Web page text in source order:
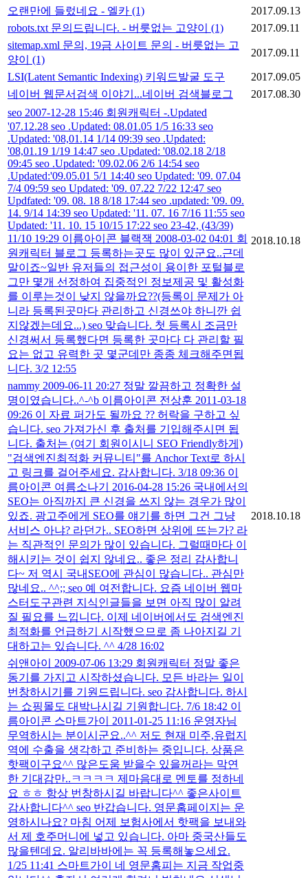
오랜만에 들렀네요 - 엘카 (1)
2017.09.13
robots.txt 문의드립니다. - 버릇없는 고양이 (1)
2017.09.11
sitemap.xml 문의, 19금 사이트 문의 - 버릇없는 고
양이 (1)
2017.09.11
LSI(Latent Semantic Indexing) 키워드발굴 도구
2017.09.05
네이버 웹문서검색 이야기...네이버 검색블로그
2017.08.30
seo 2007-12-28 15:46 회원캐릭터 -.Updated
'07.12.28 seo .Updated: 08.01.05 1/5 16:33 seo
.Updated: '08,01.14 1/14 09:39 seo .Updated:
'08,01.19 1/19 14:47 seo .Updated: '08.02.18 2/18
09:45 seo .Updated: '09.02.06 2/6 14:54 seo
.Updated:'09.05.01 5/1 14:40 seo Updated: '09. 07.04
7/4 09:59 seo Updated: '09. 07.22 7/22 12:47 seo
Updfated: '09. 08. 18 8/18 17:44 seo .updated: '09. 09.
14. 9/14 14:39 seo Updated: '11. 07. 16 7/16 11:55 seo
Updated: '11. 10. 15 10/15 17:22 seo 23-42, (43/39)
11/10 19:29 이름아이콘 블랙잭 2008-03-02 04:01 회
원캐릭터 블로그 등록하는곳도 많이 있군요..근데
말이죠~일반 유저들의 접근성이 용이한 포털블로
그만 몇개 선정하여 집중적인 정보제공 및 활성화
를 이루는것이 낮지 않을까요??(등록이 문제가 아
니라 등록된곳마다 관리하고 신경쓰야 하니깐 쉽
지않겠는데요...) seo 맞습니다. 첫 등록시 조금만
신경써서 등록했다면 등록한 곳마다 다 관리할 필
요는 없고 유력한 곳 몇군데만 종종 체크해주면됩
니다. 3/2 12:55
2018.10.18
nammy 2009-06-11 20:27 정말 깔끔하고 정확한 설
명이였습니다..^-^b 이름아이콘 전상훈 2011-03-18
09:26 이 자료 퍼가도 될까요 ?? 허락을 구하고 싶
습니다. seo 가져가신 후 출처를 기입해주시면 됩
니다. 출처는 (여기 회원이시니 SEO Friendly하게)
"검색엔진최적화 커뮤니티"를 Anchor Text로 하시
고 링크를 걸어주세요. 감사합니다. 3/18 09:36 이
름아이콘 여름소나기 2016-04-28 15:26 국내에서의
SEO는 아직까지 큰 신경을 쓰지 않는 경우가 많이
있죠. 광고주에게 SEO를 얘기를 하면 그건 그냥
서비스 아냐? 라던가.. SEO하면 상위에 뜨는가? 라
는 직관적인 문의가 많이 있습니다. 그럴때마다 이
해시키는 것이 쉽지 않네요.. 좋은 정리 감사합니
다~ 저 역시 국내SEO에 관심이 많습니다.. 관심만
많네요.. ^^;; seo 예 여전합니다. 요즘 네이버 웹마
스터도구관련 지식인글들을 보면 아직 많이 알려
질 필요를 느낍니다. 이제 네이버에서도 검색엔진
최적화를 언급하기 시작했으므로 좀 나아지길 기
대하고는 있습니다. ^^ 4/28 16:02
2018.10.18
쉬앤아이 2009-07-06 13:29 회원캐릭터 정말 좋은
동기를 가지고 시작하셨습니다. 모든 바라는 일이
번창하시기를 기원드립니다. seo 감사합니다. 하시
는 쇼핑몰도 대박나시길 기원합니다. 7/6 18:42 이
름아이콘 스마트가이 2011-01-25 11:16 운영자님
무역하시는 분이시군요..^^ 저도 현재 미주,유럽지
역에 수출을 생각하고 준비하는 중입니다. 상품은
핫팩이구요^^ 많은도움 받을수 있을꺼라는 막연
한 기대감만..ㅋㅋㅋㅋ 제마음대로 멘토를 정하네
요 ㅎㅎ 항상 번창하시길 바랍니다^^ 좋은사이트
감사합니다^^ seo 반갑습니다. 영문홈페이지는 운
영하시나요? 마침 어제 보험사에서 핫팩을 보내와
서 제 호주머니에 넣고 있습니다. 아마 중국산들도
많을텐데요. 알리바바에는 꼭 등록해놓으세요.
1/25 11:41 스마트가이 네 영문홈피는 지금 작업중